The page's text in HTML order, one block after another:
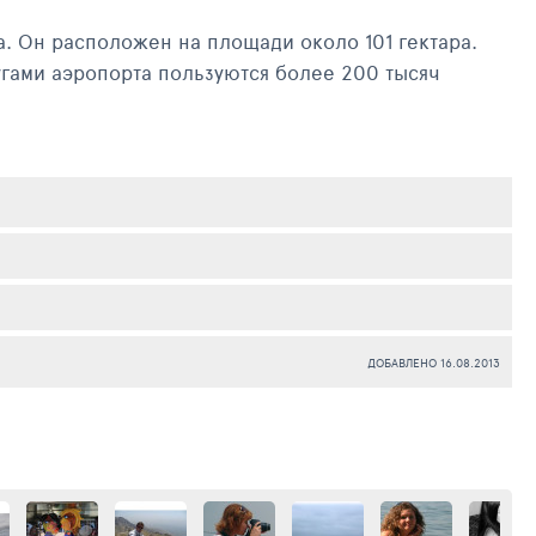
аэропорта пользуются более 200 тысяч
аэропорта – с мая 2011 года началось
ДОБАВЛЕНО 16.08.2013